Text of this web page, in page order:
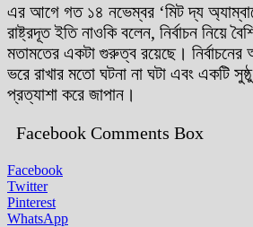
এর আগে গত ১৪ নভেম্বর ‘মিট দ্য
রাষ্ট্রদূত ইতি নাওকি বলেন, নির্বাচন নিয়ে
মতামতের একটা গুরুত্ব রয়েছে। নির্বাচনের
ভরে রাখার মতো ঘটনা না ঘটা এবং একটি সুষ্ঠু
প্রত্যাশা করে জাপান।
Facebook Comments Box
Facebook
Twitter
Pinterest
WhatsApp